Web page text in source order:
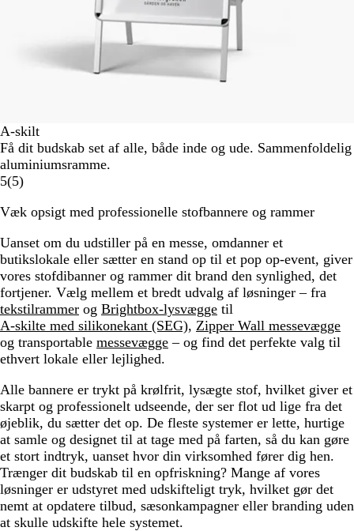
A-skilt
Få dit budskab set af alle, både inde og ude. Sammenfoldelig
aluminiumsramme.
5(5)
Væk opsigt med professionelle stofbannere og rammer
Uanset om du udstiller på en messe, omdanner et
butikslokale eller sætter en stand op til et pop op-event, giver
vores stofdibanner og rammer dit brand den synlighed, det
fortjener. Vælg mellem et bredt udvalg af løsninger – fra
tekstilrammer og Brightbox-lysvægge til
A-skilte med silikonekant (SEG), Zipper Wall messevægge
og transportable messevægge – og find det perfekte valg til
ethvert lokale eller lejlighed.
Alle bannere er trykt på krølfrit, lysægte stof, hvilket giver et
skarpt og professionelt udseende, der ser flot ud lige fra det
øjeblik, du sætter det op. De fleste systemer er lette, hurtige
at samle og designet til at tage med på farten, så du kan gøre
et stort indtryk, uanset hvor din virksomhed fører dig hen.
Trænger dit budskab til en opfriskning? Mange af vores
løsninger er udstyret med udskifteligt tryk, hvilket gør det
nemt at opdatere tilbud, sæsonkampagner eller branding uden
at skulle udskifte hele systemet.